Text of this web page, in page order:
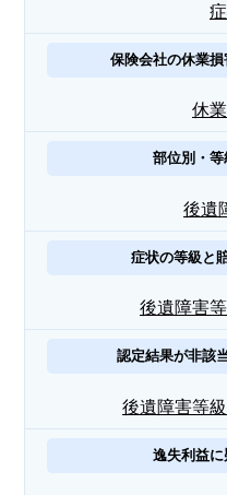
保険会社の休業
休
部位別・
後遺
症状の等級と
後遺障害
認定結果が非該
後遺障害等
逸失利益